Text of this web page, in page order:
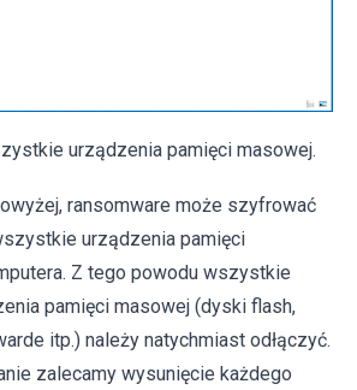
urządzenia pamięci masowej.
ransomware może szyfrować
urządzenia pamięci
Z tego powodu wszystkie
pamięci masowej (dyski flash,
itp.) należy natychmiast odłączyć.
zalecamy wysunięcie każdego